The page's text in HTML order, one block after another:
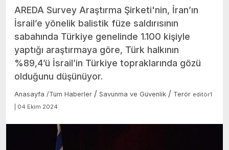
AREDA Survey Araştırma Şirketi'nin, İran’ın
İsrail’e yönelik balistik füze saldırısının
sabahında Türkiye genelinde 1.100 kişiyle
yaptığı araştırmaya göre, Türk halkının
%89,4’ü İsrail’in Türkiye topraklarında gözü
olduğunu düşünüyor.
Anasayfa /Tüm Haberler / Savunma ve Güvenlik / Terör editör1
| 04 Ekim 2024